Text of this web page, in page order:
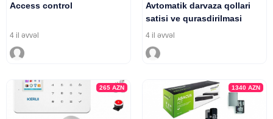
Access control
4 il əvvəl
Avtomatik darvaza qollari
satisi ve qurasdirilmasi
4 il əvvəl
265AZN 1340 AZN